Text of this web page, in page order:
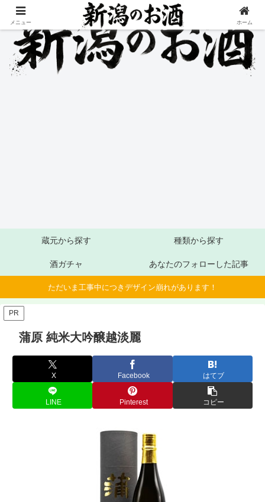
蔵元から探す 種類から探す
酒ガチャ あなたのフォローした記事
ただいま工事中につきデザイン崩れがあります！
PR
蒲原 純米大吟醸越淡麗
X Facebook はてブ
LINE Pinterest コピー
メニュー ホーム